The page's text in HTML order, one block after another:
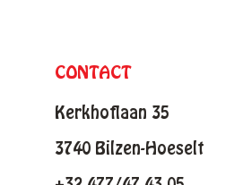
CONTACT
Kerkhoflaan 35
3740 Bilzen-Hoeselt